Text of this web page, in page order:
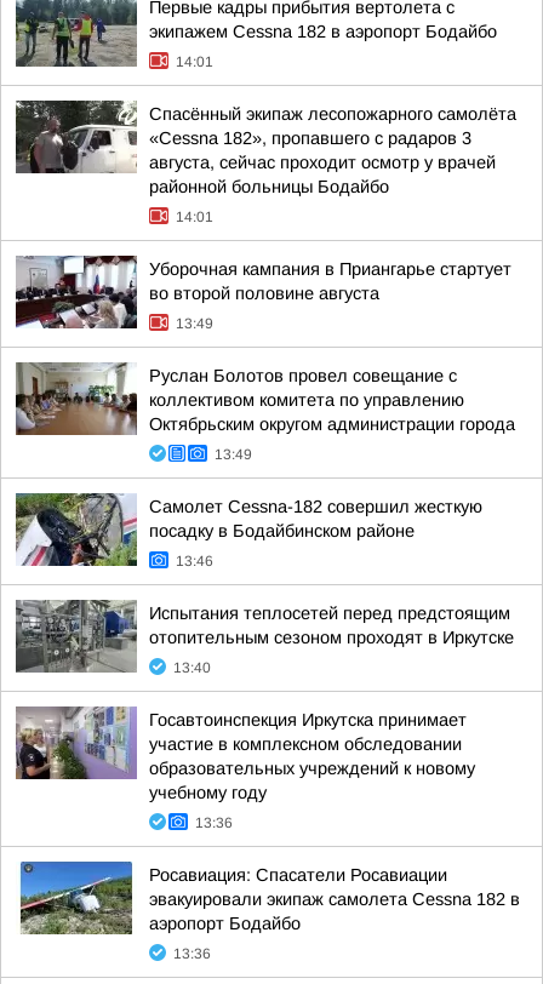
Первые кадры прибытия вертолета с
экипажем Cessna 182 в аэропорт Бодайбо
14:01
Спасённый экипаж лесопожарного самолёта
«Cessna 182», пропавшего с радаров 3
августа, сейчас проходит осмотр у врачей
районной больницы Бодайбо
14:01
Уборочная кампания в Приангарье стартует
во второй половине августа
13:49
Руслан Болотов провел совещание с
коллективом комитета по управлению
Октябрьским округом администрации города
13:49
Самолет Cessna-182 совершил жесткую
посадку в Бодайбинском районе
13:46
Испытания теплосетей перед предстоящим
отопительным сезоном проходят в Иркутске
13:40
Госавтоинспекция Иркутска принимает
участие в комплексном обследовании
образовательных учреждений к новому
учебному году
13:36
Росавиация: Спасатели Росавиации
эвакуировали экипаж самолета Cessna 182 в
аэропорт Бодайбо
13:36